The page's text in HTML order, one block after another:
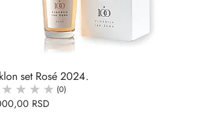
set Rosé 2024.
(0)
RSD